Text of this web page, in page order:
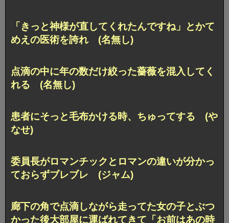
「きっと神様が直してくれたんですね」とかて
めえの医術を誇れ (名無し)
点滴の中に年の数だけ絞った薔薇を混入してく
れる (名無し)
患者にそっと毛布かける時、ちゅってする (や
なせ)
委員長がロマンチックとロマンの違いが分かっ
ておらずブレブレ (ジャム)
廊下の角で点滴しながら走ってた女の子とぶつ
かった後大部屋に運ばれてきて「お前はあの時